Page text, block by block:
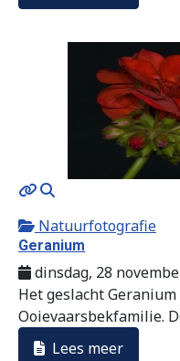
Natuurfotografie
Geranium
dinsdag, 28
Het geslacht
Ooievaarsbekfamilie.
Lees meer